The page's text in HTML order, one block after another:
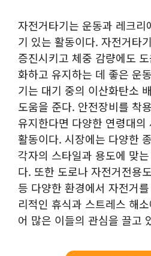
자전거타기는 운동과 레크리
기 있는 활동이다. 자전거타
증진시키고 체중 감량에도
화하고 유지하는 데 좋은 운
기는 대기 중의 이산화탄소
도움을 준다. 안전장비를 착
유지한다면 다양한 연령대
활동이다. 시장에는 다양한
각자의 스타일과 용도에 맞
다. 또한 도로나 자전거전용
등 다양한 환경에서 자전거
리적인 휴식과 스트레스 해
어 많은 이들의 관심을 끌고